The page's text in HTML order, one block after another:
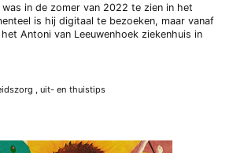
in de zomer van 2022 te zien in het
is hij digitaal te bezoeken, maar vanaf
Antoni van Leeuwenhoek ziekenhuis in
, uit- en thuistips